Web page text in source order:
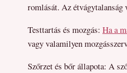
romlását. Az étvágytalanság
Testtartás és mozgás: Ha a
vagy valamilyen
Szőrzet és bőr állapota: A